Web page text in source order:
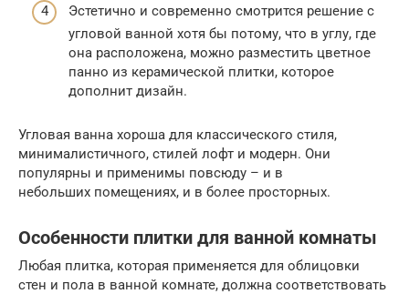
Эстетично и современно смотрится решение с
угловой ванной хотя бы потому, что в углу, где
она расположена, можно разместить цветное
панно из керамической плитки, которое
дополнит дизайн.
Угловая ванна хороша для классического стиля,
минималистичного, стилей лофт и модерн. Они
популярны и применимы повсюду – и в
небольших помещениях, и в более просторных.
Особенности плитки для ванной комнаты
Любая плитка, которая применяется для облицовки
стен и пола в ванной комнате, должна соответствовать